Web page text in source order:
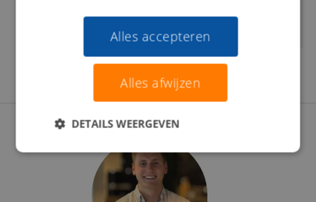
Alles accepteren
Alles afwijzen
DETAILS WEERGEVEN